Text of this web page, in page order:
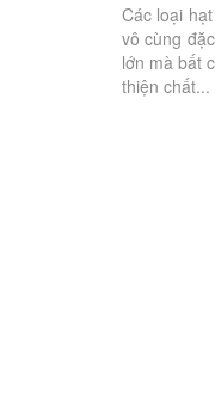
những loại hạt
dinh dưỡng
nạp vào để cải
CAS
Hạt điều
vặt thơm